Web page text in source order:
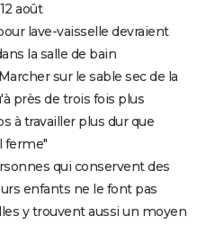
août
lave-vaisselle devraient
la salle de bain
sur le sable sec de la
près de trois fois plus
à travailler plus dur que
ferme"
qui conservent des
enfants ne le font pas
y trouvent aussi un moyen